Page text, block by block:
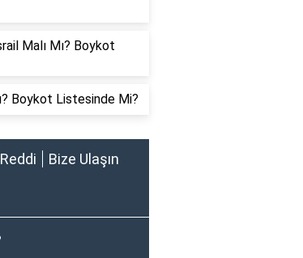
Malı Mı? Boykot
Boykot Listesinde Mi?
Bize Ulaşın